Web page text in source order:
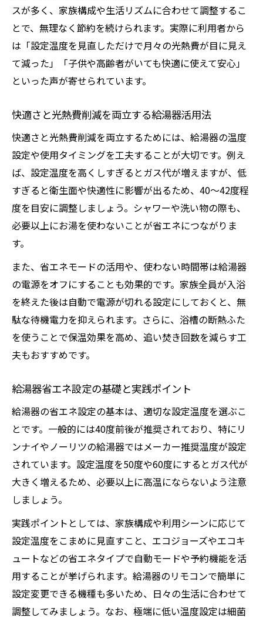
給湯器の使用状況見直しで光熱費を節約
給湯器の省エネモード有効活用の方法
給湯器省エネモードの特徴と活用メリット
省エネモードの節約効果を最大限に高める
方法
給湯器の省エネモードと通常運転の違い
給湯器省エネ設定で光熱費を減らす実践例
給湯器の省エネモード切替時の注意点
季節や家族構成に適した温度調整ガイド
給湯器の省エネ設定は季節で変えるべき理
由
家族構成に合わせた給湯器温度の決め方
子どもや高齢者に優しい温度調整の工夫
実例で学ぶ給湯器温度調整と省エネ効果
電源管理と給湯器の光熱費節約ポイント
給湯器の電源は切るべきか常時運転か検証
給湯器省エネ設定と電気代の関係を解説
給湯器の省エネ運転で月々の光熱費を削減
省エネと利便性を両立する電源管理術
スが多く、家族構成や生活リズムに合わせて調整するこ
とで、無理なく節約を続けられます。実際に利用者から
は「設定温度を見直しただけで月々の光熱費が目に見え
て減った」「子供や高齢者がいても快適に使えて安心」
といった声が寄せられています。
快適さと光熱費削減を両立する給湯器活用法
快適さと光熱費削減を両立するためには、給湯器の温度
設定や使用タイミングを工夫することが大切です。例え
ば、設定温度を高くしすぎるとガス代が増えますが、低
すぎると衛生面や快適性に影響が出るため、40～42度程
度を目安に調整しましょう。シャワーや洗い物の際も、
必要以上にお湯を使わないことが省エネにつながりま
す。
また、省エネモードの活用や、使わない時間帯は給湯器
の電源をオフにすることも効果的です。家族全員が入浴
を終えた後は自動で電源が切れる設定にしておくと、無
駄な待機電力を抑えられます。さらに、浴槽の断熱ふた
を使うことで保温効果を高め、追い焚き回数を減らす工
夫もおすすめです。
給湯器省エネ設定の基礎と実践ポイント
給湯器の省エネ設定の基本は、適切な設定温度を選ぶこ
とです。一般的には40度前後が推奨されており、特にリ
ンナイやノーリツの給湯器ではメーカー推奨温度が設定
されています。設定温度を50度や60度にするとガス代が
大きく増えるため、必要以上に高温にならないよう注意
しましょう。
実践ポイントとしては、家族構成や利用シーンに応じて
設定温度をこまめに見直すこと、エコジョーズやエコキ
ュートなどの省エネタイプで自動モードや予約機能を活
用することが挙げられます。給湯器のリモコンで簡単に
設定変更できる機種も多いため、日々の生活に合わせて
調整してみましょう。なお、極端に低い温度設定は細菌